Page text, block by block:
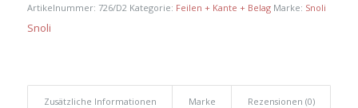
Artikelnummer: 726/D2 Kategorie: Feilen + Kante + Belag Marke: Snoli
Snoli
Zusätzliche Informationen Marke Rezensionen (0)